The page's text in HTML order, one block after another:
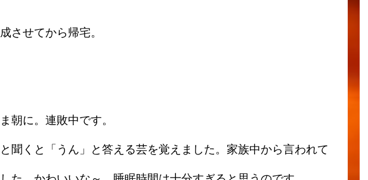
させてから帰宅。
朝に。連敗中です。
聞くと「うん」と答える芸を覚えました。家族中から言われて